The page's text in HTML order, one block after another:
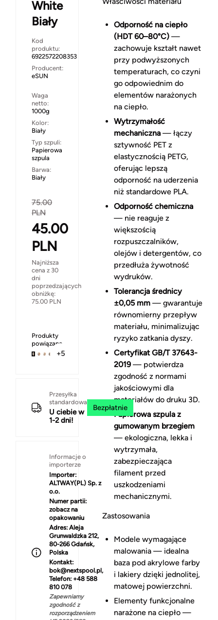
White
Biały
Kod
produktu:
6922572208353
Producent:
eSUN
Waga
netto:
1000g
Kolor:
Biały
Typ szpuli:
Papierowa
szpula
Barwa:
Biały
75.00
PLN
45.00
PLN
Najniższa
cena z 30
dni
poprzedzających
obniżkę:
75.00 PLN
Produkty
powiązane
+5
Przesyłka
standardowa
U ciebie w
1-2 dni!
Bezpłatnie
Informacje o
importerze
Importer:
ALTWAY(PL) Sp. z
o.o.
Numer partii:
zobacz na
opakowaniu
Adres: Aleja
Grunwaldzka 212,
80-266 Gdańsk,
Polska
Kontakt:
bok@nextspool.pl,
Telefon: +48 588
810 078
Zapewniamy
zgodność z
rozporządzeniem
Odporność na ciepło
(HDT 60–80°C)—
zachowuje kształt nawet
przy podwyższonych
temperaturach, co czyni
go odpowiednim do
elementów narażonych
na ciepło.
Wytrzymałość
mechaniczna— łączy
sztywność PET z
elastycznością PETG,
oferując lepszą
odporność na uderzenia
niż standardowe PLA.
Odporność chemiczna
— nie reaguje z
większością
rozpuszczalników,
olejów i detergentów, co
przedłuża żywotność
wydruków.
Tolerancja średnicy
±0,05 mm— gwarantuje
równomierny przepływ
materiału, minimalizując
ryzyko zatkania dyszy.
Certyfikat GB/T 37643-
2019— potwierdza
zgodność z normami
jakościowymi dla
materiałów do druku 3D.
Papierowa szpula z
gumowanym brzegiem
— ekologiczna, lekka i
wytrzymała,
zabezpieczająca
filament przed
uszkodzeniami
mechanicznymi.
Zastosowania
Modele wymagające
malowania — idealna
baza pod akrylowe farby
i lakiery dzięki jednolitej,
matowej powierzchni.
Elementy funkcjonalne
narażone na ciepło —